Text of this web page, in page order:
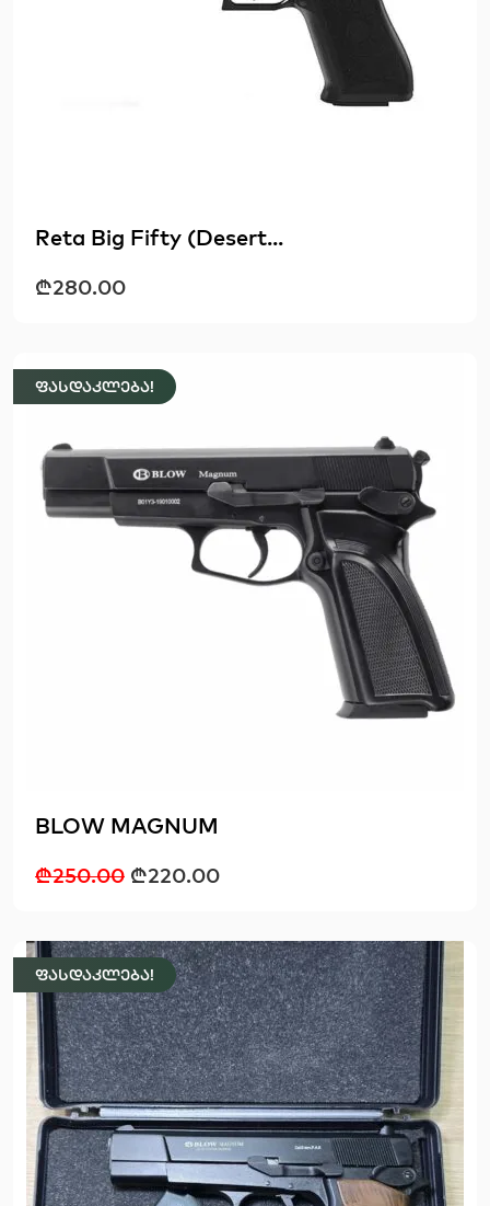
Reta Big Fifty (Desert...
₾280.00
ფასდაკლება!
BLOW MAGNUM
₾250.00 ₾220.00
ფასდაკლება!